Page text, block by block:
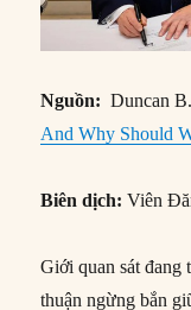
Nguồn: Duncan
And Why Should
Biên dịch:Viên
Giới quan sát đang
thuận ngừng bắn